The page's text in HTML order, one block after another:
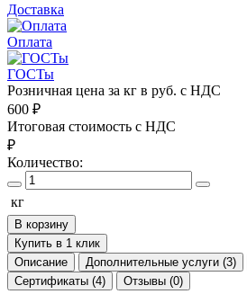
Доставка
Оплата
ГОСТы
Розничная цена за кг в руб. с НДС
600 ₽
Итоговая стоимость с НДС
₽
Количество:
кг
В корзину
Купить в 1 клик
Описание
Дополнительные услуги (3)
Сертификаты (4)
Отзывы (0)